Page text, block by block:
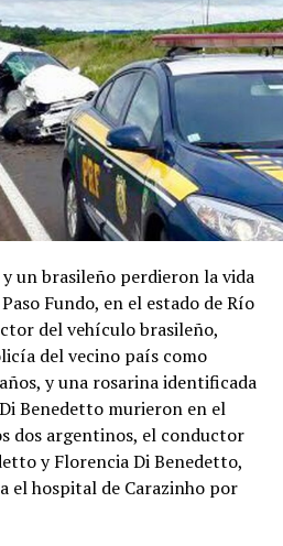
un brasileño perdieron la vida
Fundo, en el estado de Río
del vehículo brasileño,
del vecino país como
y una rosarina identificada
Benedetto murieron en el
dos argentinos, el conductor
y Florencia Di Benedetto,
el hospital de Carazinho por